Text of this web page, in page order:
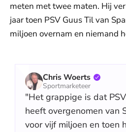
meten met twee maten. Hij
jaar toen PSV Guus Til van
miljoen overnam en niemand
Chris Woerts
Sportmarketeer
"Het grappige is dat
heeft overgenomen van
voor vijf miljoen en toen